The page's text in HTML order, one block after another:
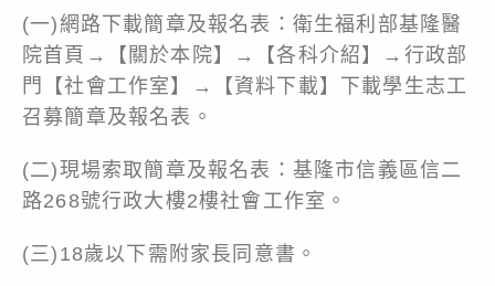
(一)網路下載簡章及報名表：衛生福利部基隆醫
院首頁→【關於本院】→【各科介紹】→行政部
門【社會工作室】→【資料下載】下載學生志工
召募簡章及報名表。
(二)現場索取簡章及報名表：基隆市信義區信二
路268號行政大樓2樓社會工作室。
(三)18歲以下需附家長同意書。